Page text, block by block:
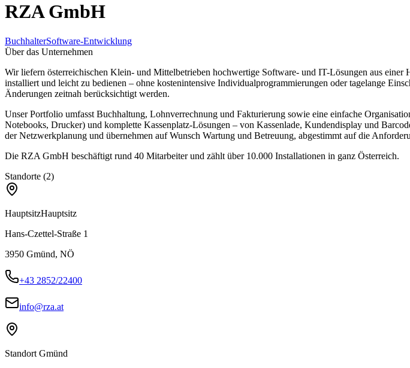
RZA GmbH
BuchhalterSoftware-Entwicklung
Über das Unternehmen
Wir liefern österreichischen Klein- und Mittelbetrieben hochwertige Software- und IT-Lösungen aus
installiert und leicht zu bedienen – ohne kostenintensive Individualprogrammierungen oder tagelange
Änderungen zeitnah berücksichtigt werden.
Unser Portfolio umfasst Buchhaltung, Lohnverrechnung und Fakturierung sowie eine einfache
Notebooks, Drucker) und komplette Kassenplatz-Lösungen – von Kassenlade, Kundendisplay und
der Netzwerkplanung und übernehmen auf Wunsch Wartung und Betreuung, abgestimmt auf die
Die RZA GmbH beschäftigt rund 40 Mitarbeiter und zählt über 10.000 Installationen in ganz Österreich.
Standorte (2)
HauptsitzHauptsitz
Hans-Czettel-Straße 1
3950 Gmünd, NÖ
+43 2852/22400
info@rza.at
Standort Gmünd